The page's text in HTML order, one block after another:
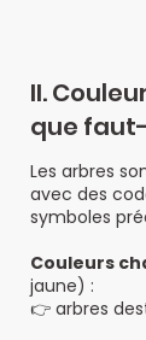
II.
que
Les arbres
avec des
symboles
Couleurs
jaune) :
👉 arbres